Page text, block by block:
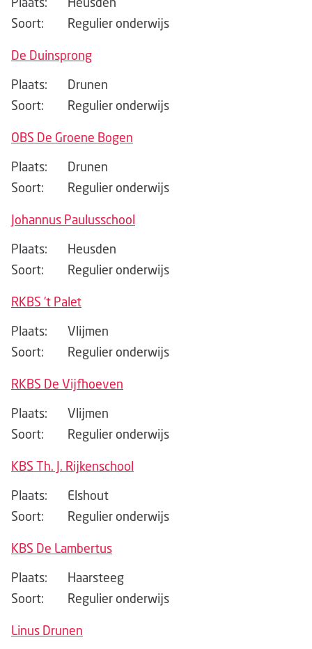
Soort:
Regulier onderwijs
De Duinsprong
Plaats:
Drunen
Soort:
Regulier onderwijs
OBS De Groene Bogen
Plaats:
Drunen
Soort:
Regulier onderwijs
Johannus Paulusschool
Plaats:
Heusden
Soort:
Regulier onderwijs
RKBS 't Palet
Plaats:
Vlijmen
Soort:
Regulier onderwijs
RKBS De Vijfhoeven
Plaats:
Vlijmen
Soort:
Regulier onderwijs
KBS Th. J. Rijkenschool
Plaats:
Elshout
Soort:
Regulier onderwijs
KBS De Lambertus
Plaats:
Haarsteeg
Soort:
Regulier onderwijs
Linus Drunen